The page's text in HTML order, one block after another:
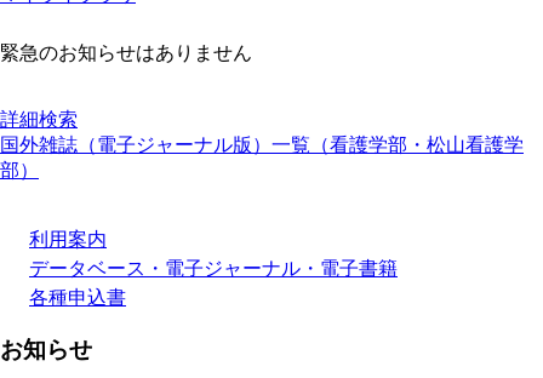
緊急のお知らせはありません
詳細検索
国外雑誌（電子ジャーナル版）一覧（看護学部・松山看護学
部）
利用案内
データベース・電子ジャーナル・電子書籍
各種申込書
お知らせ